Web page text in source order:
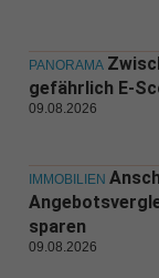
PANORAMA
gefährlich E-
09.08.2026
IMMOBILIEN
sparen
09.08.2026